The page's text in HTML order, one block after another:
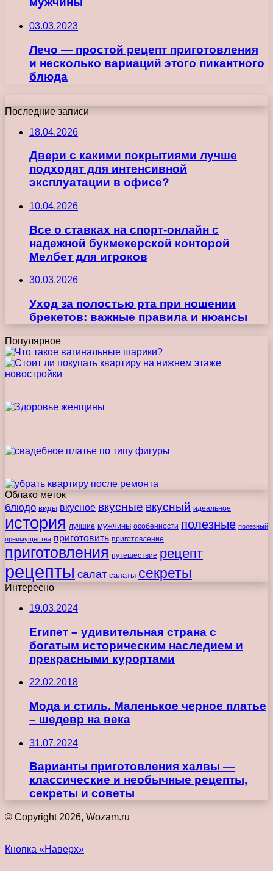
03.03.2023
Лечо — простой рецепт приготовления
и несколько вариаций этого пикантного
блюда
Последние записи
18.04.2026
Двери с какими покрытиями лучше
подходят для интенсивной
эксплуатации в офисе?
10.04.2026
Все о ставках на спорт-онлайн с
надежной букмекерской конторой
Мелбет для игроков
30.03.2026
Уход за полостью рта при ношении
брекетов: важные правила и нюансы
Популярное
Облако меток
блюдо виды вкусное вкусные вкусный идеальное
история лучшие мужчины особенности полезные полезный
преимущества приготовить приготовление
приготовления путешествие рецепт
рецепты салат салаты секреты
Интересно
19.03.2024
Египет – удивительная страна с
богатым историческим наследием и
прекрасными курортами
22.02.2018
Мода и стиль. Маленькое черное платье
– шедевр на века
31.07.2024
Варианты приготовления халвы —
классические и необычные рецепты,
секреты и советы
© Copyright 2026, Wozam.ru
Кнопка «Наверх»